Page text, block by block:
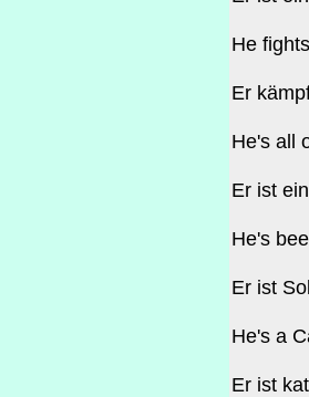
He
Er
He's all
Er ist
He's
Er ist
He's a
Er ist